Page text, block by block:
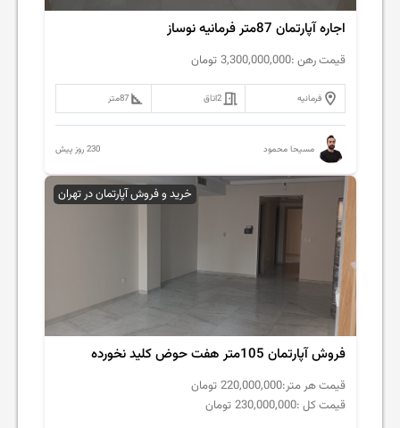
اجاره آپارتمان 87متر فرمانیه نوساز
قیمت رهن :3,300,000,000 تومان
فرمانیه 2اتاق 87متر
مسیحا محمود 230 روز پیش
خرید و فروش آپارتمان در تهران
فروش آپارتمان 105متر هفت حوض کلید نخورده
قیمت هر متر:220,000,000 تومان
قیمت کل :230,000,000 تومان